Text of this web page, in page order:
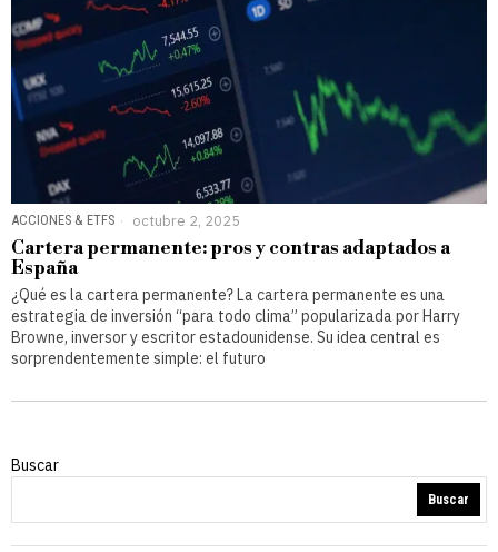
ACCIONES & ETFS octubre 2, 2025
Cartera permanente: pros y contras adaptados a
España
¿Qué es la cartera permanente? La cartera permanente es una
estrategia de inversión “para todo clima” popularizada por Harry
Browne, inversor y escritor estadounidense. Su idea central es
sorprendentemente simple: el futuro
Buscar
Buscar